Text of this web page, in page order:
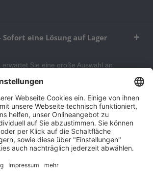
Sofort eine Lösung auf Lager
erwartet Sie eine große Auswahl an
Absturzsicherungen und
optimal organisieren und sichern
Versandlager bevorraten wir ein großes
welche innerhalb von 48 Stunden
Einstellungen Über uns